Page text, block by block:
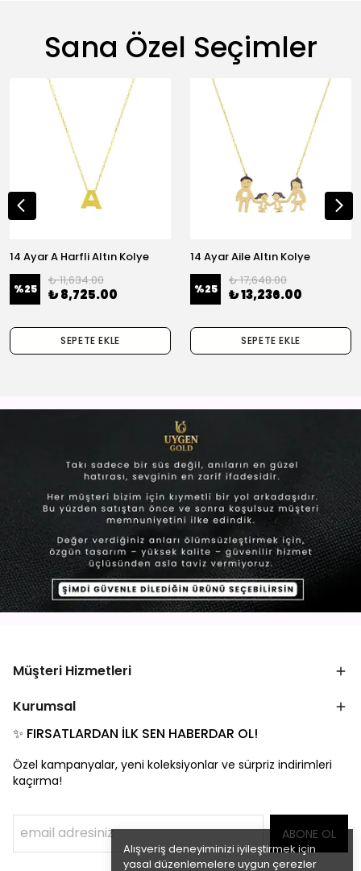
Alışveriş deneyiminizi iyileştirmek için
yasal düzenlemelere uygun çerezler
Sana Özel Seçimler
14 Ayar A Harfli Altın Kolye
%25
₺ 11,634.00
₺ 8,725.00
SEPETE EKLE
14 Ayar Aile Altın Kolye
%25
₺ 17,648.00
₺ 13,236.00
SEPETE EKLE
Müşteri Hizmetleri
Kurumsal
✨ FIRSATLARDAN İLK SEN HABERDAR OL!
Özel kampanyalar, yeni koleksiyonlar ve sürpriz indirimleri
kaçırma!
ABONE OL